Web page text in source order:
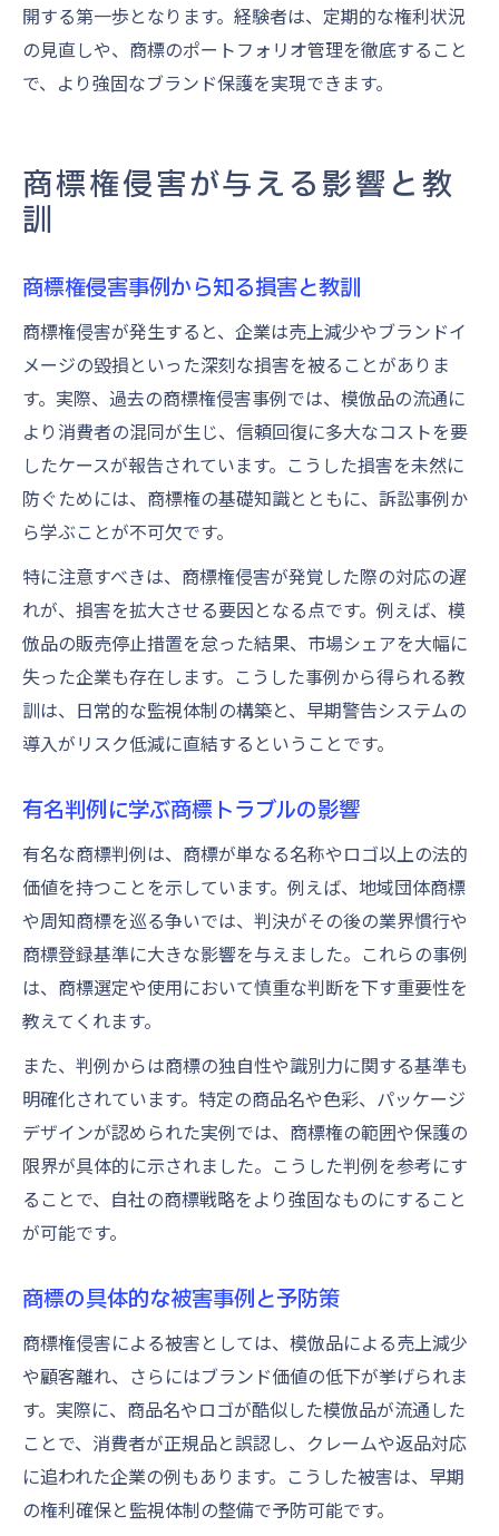
開する第一歩となります。経験者は、定期的な権利状況
の見直しや、商標のポートフォリオ管理を徹底すること
で、より強固なブランド保護を実現できます。
商標権侵害が与える影響と教
訓
商標権侵害事例から知る損害と教訓
商標権侵害が発生すると、企業は売上減少やブランドイ
メージの毀損といった深刻な損害を被ることがありま
す。実際、過去の商標権侵害事例では、模倣品の流通に
より消費者の混同が生じ、信頼回復に多大なコストを要
したケースが報告されています。こうした損害を未然に
防ぐためには、商標権の基礎知識とともに、訴訟事例か
ら学ぶことが不可欠です。
特に注意すべきは、商標権侵害が発覚した際の対応の遅
れが、損害を拡大させる要因となる点です。例えば、模
倣品の販売停止措置を怠った結果、市場シェアを大幅に
失った企業も存在します。こうした事例から得られる教
訓は、日常的な監視体制の構築と、早期警告システムの
導入がリスク低減に直結するということです。
有名判例に学ぶ商標トラブルの影響
有名な商標判例は、商標が単なる名称やロゴ以上の法的
価値を持つことを示しています。例えば、地域団体商標
や周知商標を巡る争いでは、判決がその後の業界慣行や
商標登録基準に大きな影響を与えました。これらの事例
は、商標選定や使用において慎重な判断を下す重要性を
教えてくれます。
また、判例からは商標の独自性や識別力に関する基準も
明確化されています。特定の商品名や色彩、パッケージ
デザインが認められた実例では、商標権の範囲や保護の
限界が具体的に示されました。こうした判例を参考にす
ることで、自社の商標戦略をより強固なものにすること
が可能です。
商標の具体的な被害事例と予防策
商標権侵害による被害としては、模倣品による売上減少
や顧客離れ、さらにはブランド価値の低下が挙げられま
す。実際に、商品名やロゴが酷似した模倣品が流通した
ことで、消費者が正規品と誤認し、クレームや返品対応
に追われた企業の例もあります。こうした被害は、早期
の権利確保と監視体制の整備で予防可能です。